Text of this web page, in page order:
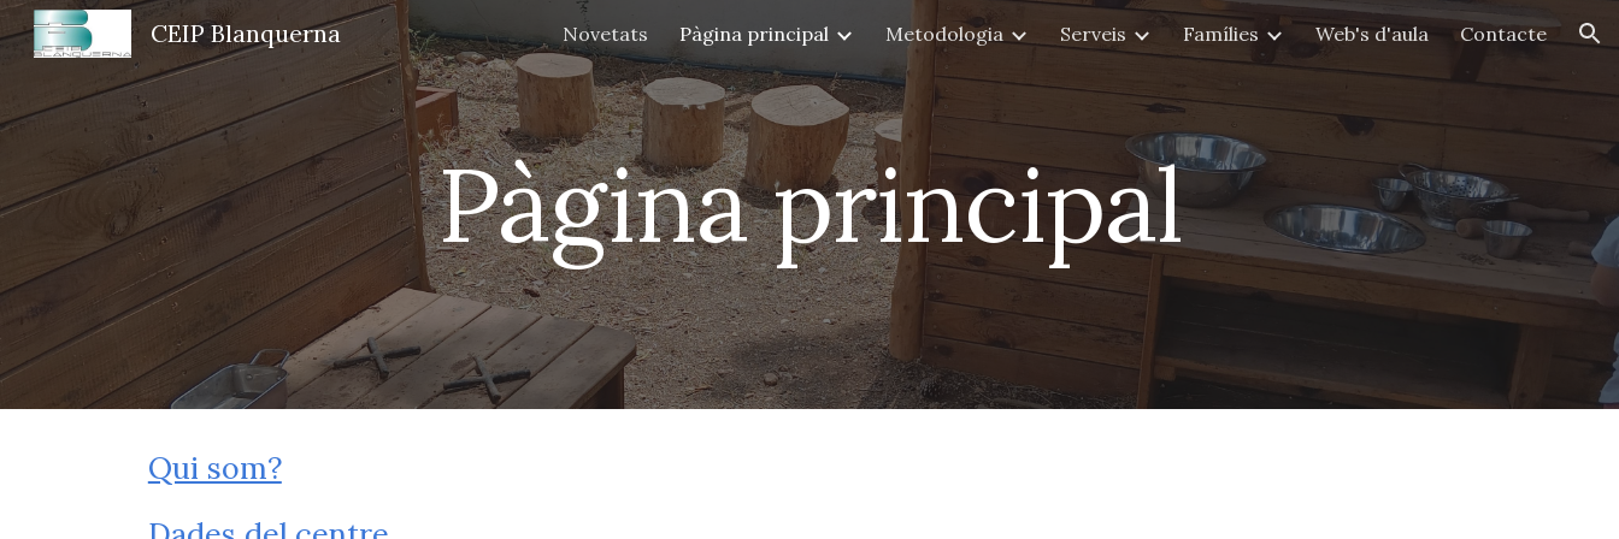
Skip to main content Skip to navigation
CEIP Blanquerna Novetats Pàgina principal Metodologia Serveis Famílies Web's d'aula Contacte
Pàgina principal
Qui som?